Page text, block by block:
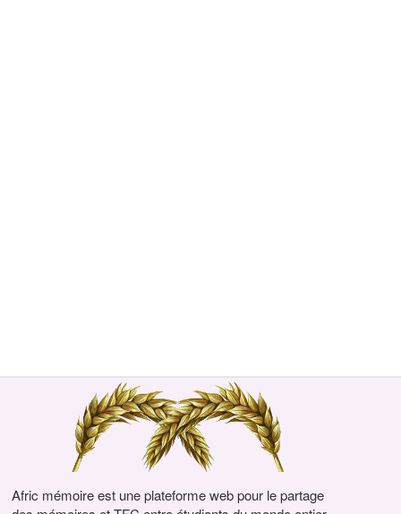
Afric mémoire est une plateforme web pour le partage